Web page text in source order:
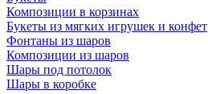
Композиции в корзинах
Букеты из мягких игрушек и конфет
Фонтаны из шаров
Композиции из шаров
Шары под потолок
Шары в коробке